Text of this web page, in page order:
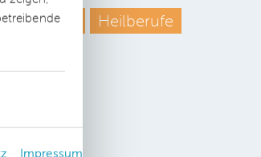
Impressum
Heilberufe